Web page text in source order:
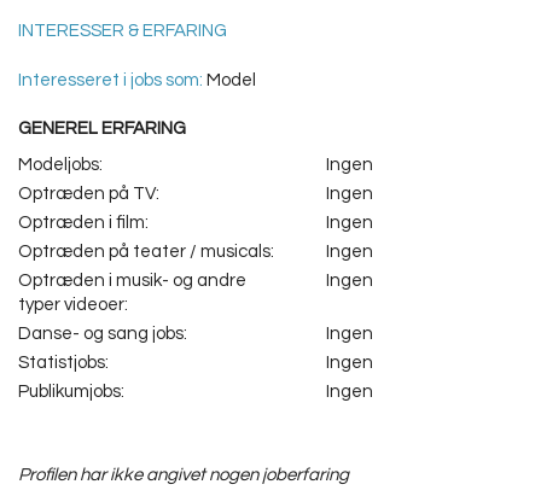
INTERESSER & ERFARING
Interesseret i jobs som: Model
GENEREL ERFARING
Modeljobs:
Ingen
Optræden på TV:
Ingen
Optræden i film:
Ingen
Optræden på teater / musicals:
Ingen
Optræden i musik- og andre
typer videoer:
Ingen
Danse- og sang jobs:
Ingen
Statistjobs:
Ingen
Publikumjobs:
Ingen
Profilen har ikke angivet nogen joberfaring